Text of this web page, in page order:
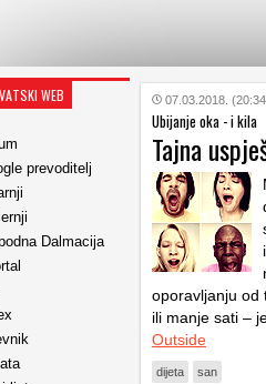
WEB
prevoditelj
Dalmacija
07.03.2018.
Ubijanje oka - i kila
Tajna
oporavljanju od
ili manje sati –
Outside
dijeta san